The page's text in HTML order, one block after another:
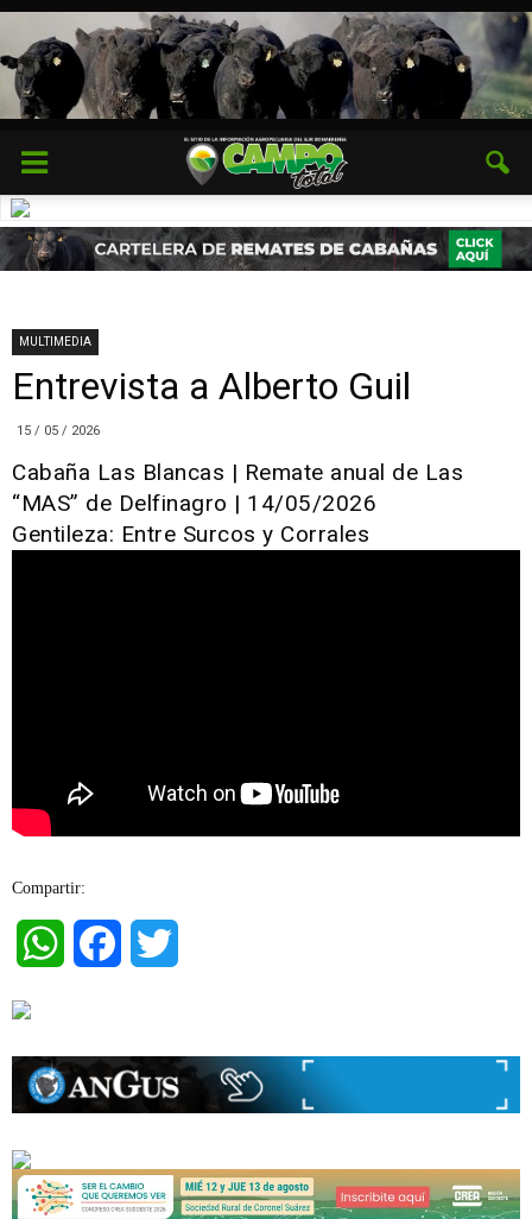
MULTIMEDIA
Entrevista a Alberto Guil
15 / 05 / 2026
Cabaña Las Blancas | Remate anual de Las
“MAS” de Delfinagro | 14/05/2026
Gentileza: Entre Surcos y Corrales
Compartir:
WhatsAppFacebook